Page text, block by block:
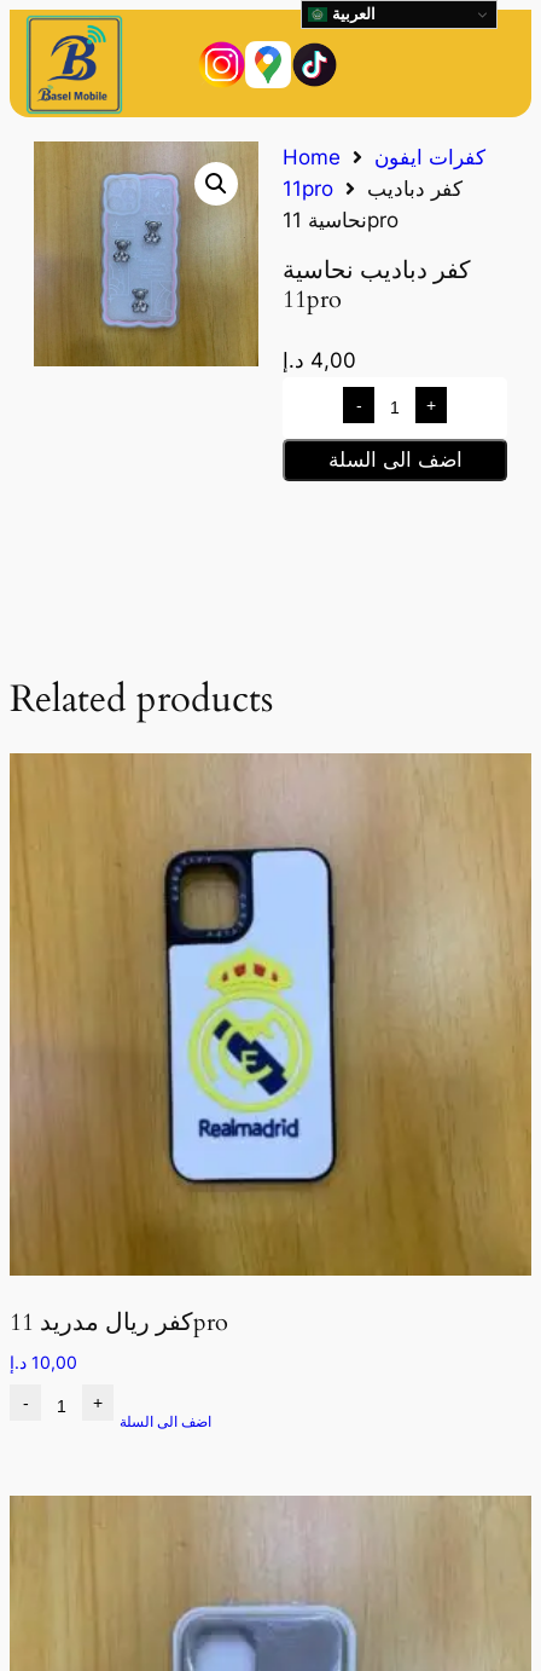
Home
كفرات ايفون
11pro
كفر دباديب
نحاسية 11pro
كفر دباديب نحاسية
11pro
4,00 د.إ
- +
اضف الى السلة
Related products
كفر ريال مدريد 11pro
10,00 د.إ
- +
اضف الى السلة
العربية